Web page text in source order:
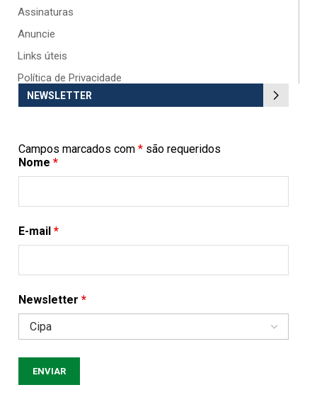
Assinaturas
Anuncie
Links úteis
Política de Privacidade
NEWSLETTER
Campos marcados com * são requeridos
Nome *
E-mail *
Newsletter *